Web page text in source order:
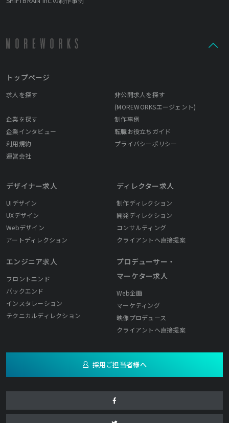
トップページ
求人を探す
非公開求人を探す
(MOREWORKSエージェント)
企業を探す
制作事例
企業インタビュー
転職お役立ちガイド
利用規約
プライバシーポリシー
運営会社
デザイナー求人
UIデザイン
UXデザイン
Webデザイン
アートディレクション
エンジニア求人
フロントエンド
バックエンド
インスタレーション
テクニカルディレクション
ディレクター求人
制作ディレクション
開発ディレクション
コンサルティング
クライアントへ直接提案
プロデューサー・
マーケター求人
Web企画
マーケティング
映像プロデュース
クライアントへ直接提案
採用ご担当者様へ